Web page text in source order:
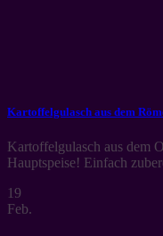
Kartoffelgulasch aus dem
Kartoffelgulasch aus dem
Hauptspeise! Einfach
19
Feb.